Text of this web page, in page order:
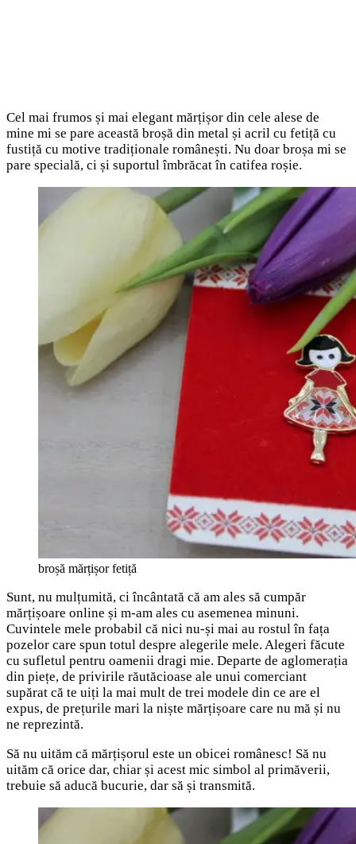
Cel mai frumos și mai elegant mărțișor din cele alese de
mine mi se pare această broșă din metal și acril cu fetiță cu
fustiță cu motive tradiționale românești. Nu doar broșa mi se
pare specială, ci și suportul îmbrăcat în catifea roșie.
broșă mărțișor fetiță
Sunt, nu mulțumită, ci încântată că am ales să cumpăr
mărțișoare online și m-am ales cu asemenea minuni.
Cuvintele mele probabil că nici nu-și mai au rostul în fața
pozelor care spun totul despre alegerile mele. Alegeri făcute
cu sufletul pentru oamenii dragi mie. Departe de aglomerația
din piețe, de privirile răutăcioase ale unui comerciant
supărat că te uiți la mai mult de trei modele din ce are el
expus, de prețurile mari la niște mărțișoare care nu mă și nu
ne reprezintă.
Să nu uităm că mărțișorul este un obicei românesc! Să nu
uităm că orice dar, chiar și acest mic simbol al primăverii,
trebuie să aducă bucurie, dar să și transmită.